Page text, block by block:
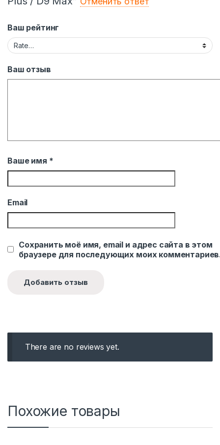
Ваш рейтинг
Ваш отзыв
Ваше имя *
Email
Сохранить моё имя, email и адрес сайта в этом
браузере для последующих моих
There are no reviews yet.
Похожие товары